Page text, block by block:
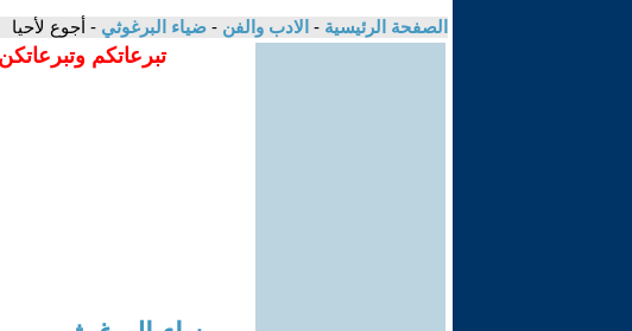
الصفحة الرئيسية - الادب والفن - ضياء البرغوثي - أجوع لأحيا
تبرعاتكم